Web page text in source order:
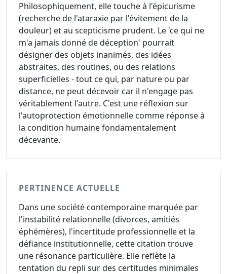
Philosophiquement, elle touche à l'épicurisme
(recherche de l'ataraxie par l'évitement de la
douleur) et au scepticisme prudent. Le 'ce qui ne
m'a jamais donné de déception' pourrait
désigner des objets inanimés, des idées
abstraites, des routines, ou des relations
superficielles - tout ce qui, par nature ou par
distance, ne peut décevoir car il n'engage pas
véritablement l'autre. C'est une réflexion sur
l'autoprotection émotionnelle comme réponse à
la condition humaine fondamentalement
décevante.
PERTINENCE ACTUELLE
Dans une société contemporaine marquée par
l'instabilité relationnelle (divorces, amitiés
éphémères), l'incertitude professionnelle et la
défiance institutionnelle, cette citation trouve
une résonance particulière. Elle reflète la
tentation du repli sur des certitudes minimales